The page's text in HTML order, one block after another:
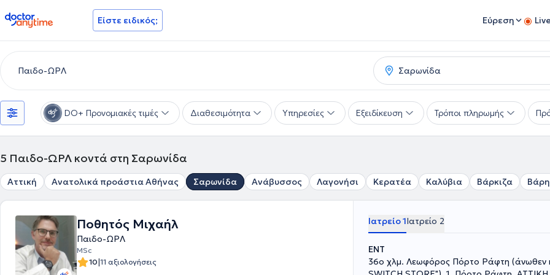
doctoranytime Είστε ειδικός; Εύρεση
DO+ Προνομιακές τιμές Διαθεσιμότητα Υπηρεσίες Εξειδίκευση Τρόποι πληρωμής
5 Παιδο-ΩΡΛ κοντά στη Σαρωνίδα
Αττική Ανατολικά προάστια Αθήνας Σαρωνίδα Ανάβυσσος Λαγονήσι Κερατέα Καλύβια Βάρκιζα Βάρη
Ποθητός Μιχαήλ
Παιδο-ΩΡΛ
MSc
10|11 αξιολογήσεις
Ιατρείο 1Ιατρείο 2
ENT
36ο χλμ. Λεωφόρος Πόρτο Ράφτη (άνωθεν